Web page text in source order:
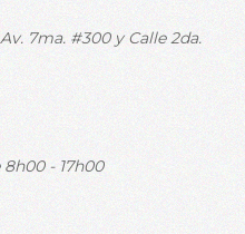
7ma. #300 y Calle 2da.
- 17h00